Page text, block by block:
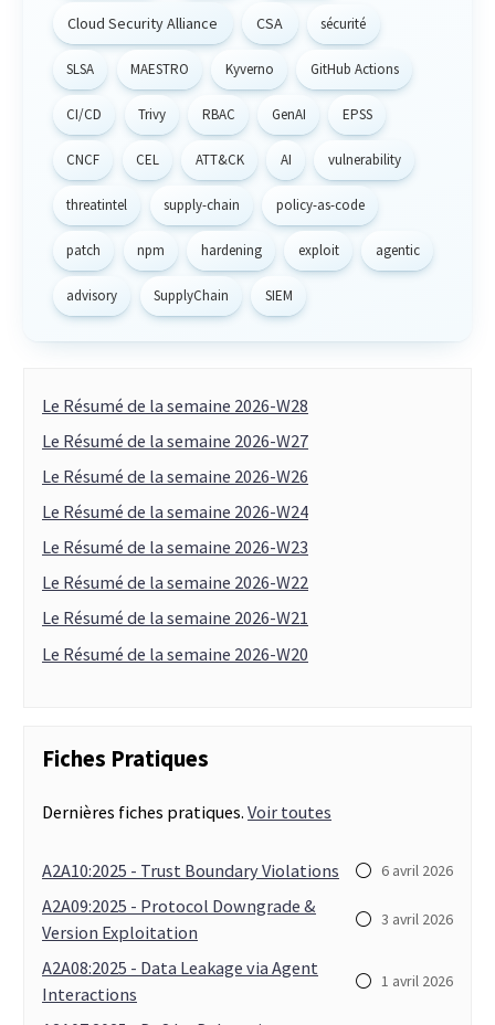
Cloud Security Alliance CSA sécurité
SLSA MAESTRO Kyverno GitHub Actions
CI/CD Trivy RBAC GenAI EPSS
CNCF CEL ATT&CK AI vulnerability
threatintel supply-chain policy-as-code
patch npm hardening exploit agentic
advisory SupplyChain SIEM
Le Résumé de la semaine 2026-W28
Le Résumé de la semaine 2026-W27
Le Résumé de la semaine 2026-W26
Le Résumé de la semaine 2026-W24
Le Résumé de la semaine 2026-W23
Le Résumé de la semaine 2026-W22
Le Résumé de la semaine 2026-W21
Le Résumé de la semaine 2026-W20
Fiches Pratiques
Dernières fiches pratiques.Voir toutes
A2A10:2025 - Trust Boundary Violations ⚪ 6 avril 2026
A2A09:2025 - Protocol Downgrade &
Version Exploitation
⚪ 3 avril 2026
A2A08:2025 - Data Leakage via Agent
Interactions
⚪ 1 avril 2026